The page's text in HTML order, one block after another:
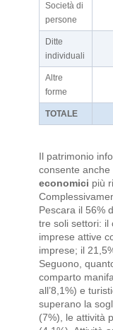
Società di
persone
Ditte
individuali
Altre
forme
TOTALE
Il patrimonio
consente anche
economici più
Pescara il 56%
tre soli settori: il
imprese attive
imprese; il
Seguono,
comparto
all’8,1%) e
superano la
(7%), le attività